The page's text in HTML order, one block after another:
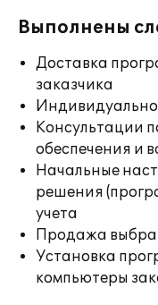
Выполнены
Доставка
заказчика
Консультации
обеспечения и
Начальные
решения
учета
Продажа
Установка
компьютеры